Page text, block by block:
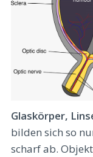
Glaskörper,
bilden sich so
scharf ab.